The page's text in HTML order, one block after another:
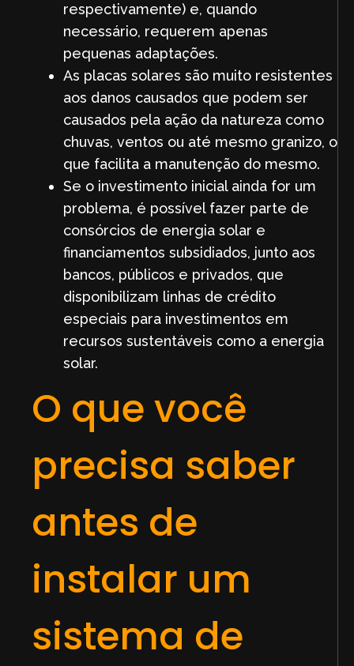
respectivamente) e, quando
necessário, requerem apenas
pequenas adaptações.
As placas solares são muito resistentes
aos danos causados que podem ser
causados pela ação da natureza como
chuvas, ventos ou até mesmo granizo, o
que facilita a manutenção do mesmo.
Se o investimento inicial ainda for um
problema, é possível fazer parte de
consórcios de energia solar e
financiamentos subsidiados, junto aos
bancos, públicos e privados, que
disponibilizam linhas de crédito
especiais para investimentos em
recursos sustentáveis como a energia
solar.
O que você
precisa saber
antes de
instalar um
sistema de